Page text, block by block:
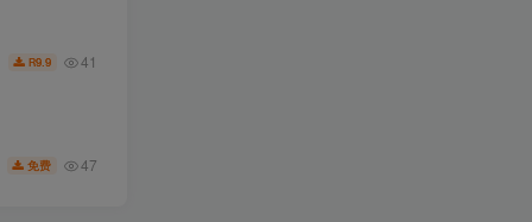
R9.9 41
免费 47